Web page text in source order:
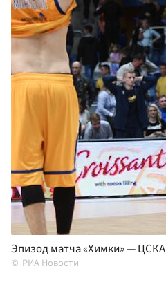
Эпизод матча «Химки» — ЦСКА
РИА Новости